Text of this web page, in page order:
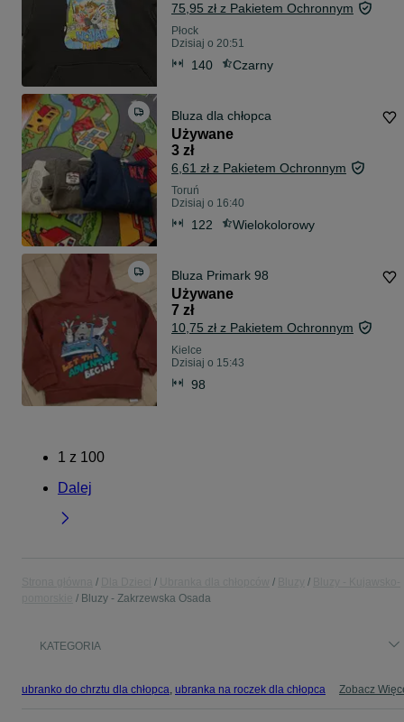
75,95 zł z Pakietem Ochronnym
Płock
Dzisiaj o 20:51
140 Czarny
Bluza dla chłopca
Używane
3 zł
6,61 zł z Pakietem Ochronnym
Toruń
Dzisiaj o 16:40
122 Wielokolorowy
Bluza Primark 98
Używane
7 zł
10,75 zł z Pakietem Ochronnym
Kielce
Dzisiaj o 15:43
98
1 z 100
Dalej
Bluzy - Zakrzewska Osada
KATEGORIA
ubranko do chrztu dla chłopca, ubranka na roczek dla chłopca Zobacz